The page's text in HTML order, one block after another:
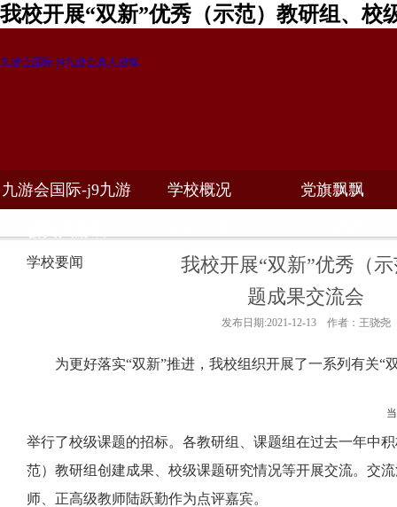
我校开展“双新”优秀（示范）教研组、校
九游会国际-j9九游会真人游戏
九游会国际-j9九游 学校概况 党旗飘飘
学校要闻
我校开展“双新”优秀（
题成果交流会
发布日期:2021-12-13 作者：王骁尧
为更好落实“双新”推进，我校组织开展了一系列有关“
举行了校级课题的招标。各教研组、课题组在过去一年中
范）教研组创建成果、校级课题研究情况等开展交流。交
师、正高级教师陆跃勤作为点评嘉宾。